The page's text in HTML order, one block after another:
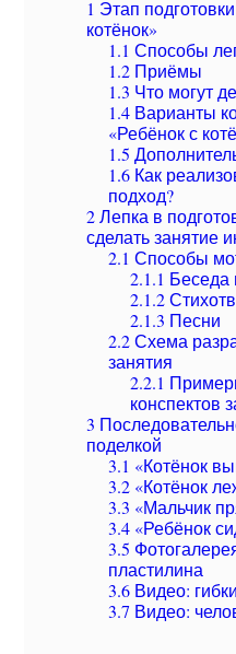
1 Этап
котёнок»
1.1 Способы
1.2 Приёмы
1.3 Что могут
1.4 Варианты
«Ребёнок с
1.5
1.6 Как
подход?
2Лепка в
сделать занятие
2.1 Способы
2.1.1 Беседа
2.1.2
2.1.3 Песни
2.2Схема
занятия
2.2.1
конспектов
3
поделкой
3.1 «Котёнок
3.2 «Котёнок
3.3 «Мальчик
3.4 «Ребёнок
3.5
пластилина
3.6 Видео:
3.7 Видео: